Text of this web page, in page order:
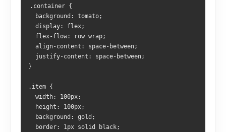
.container {
  background: tomato;
  display: flex;
  flex-flow: row wrap;
  align-content: space-between;
  justify-content: space-between;
}
.item {
  width: 100px;
  height: 100px;
  background: gold;
  border: 1px solid black;